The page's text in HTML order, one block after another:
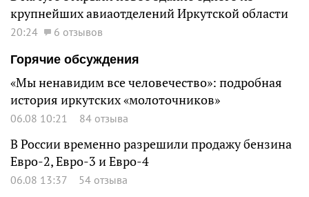
крупнейших авиаотделений Иркутской области
20:24
6 отзывов
Горячие обсуждения
«Мы ненавидим все человечество»: подробная
история иркутских «молоточников»
06.08 10:21 84 отзыва
В России временно разрешили продажу бензина
Евро-2, Евро-3 и Евро-4
06.08 13:37 54 отзыва